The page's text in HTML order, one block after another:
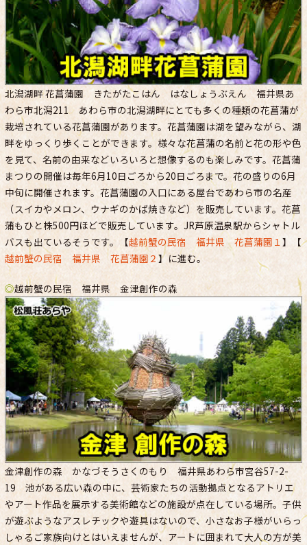
北潟湖畔 花菖蒲園 きたがたこはん はなしょうぶえん 福井県あ
わら市北潟211 あわら市の北潟湖畔にとても多くの種類の花菖蒲が
栽培されている花菖蒲園があります。花菖蒲園は湖を望みながら、湖
畔をゆっくり歩くことができます。様々な花菖蒲の名前と花の形や色
を見て、名前の由来などいろいろと想像するのも楽しみです。花菖蒲
まつりの開催は毎年6月10日ごろから20日ごろまで。花の盛りの6月
中旬に開催されます。花菖蒲園の入口にある屋台であわら市の名産
（スイカやメロン、ウナギのかば焼きなど）を販売しています。花菖
蒲もひと株500円ほどで販売しています。JR芦原温泉駅からシャトル
バスも出ているそうです。【越前蟹の民宿 福井県 花菖蒲園１ 】【
越前蟹の民宿 福井県 花菖蒲園２ 】に進む。
◎越前蟹の民宿 福井県 金津創作の森
金津創作の森 かなづそうさくのもり 福井県あわら市宮谷57-2-
19 池がある広い森の中に、芸術家たちの活動拠点となるアトリエ
やアート作品を展示する美術館などの施設が点在している場所。子供
が遊ぶようなアスレチックや遊具はないので、小さなお子様がいらっ
しゃるご家族向けとはいえませんが、アートに囲まれて大人の方が美